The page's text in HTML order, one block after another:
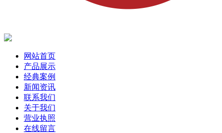
网站首页
产品展示
经典案例
新闻资讯
联系我们
关于我们
营业执照
在线留言